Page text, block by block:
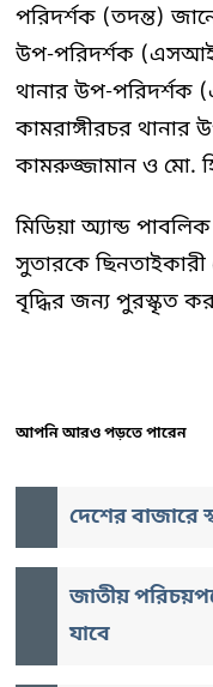
পরিদর্শক (তদন্ত)
উপ-পরিদর্শক (এসআই)
থানার উপ-পরিদর্শক
কামরাঙ্গীরচর
কামরুজ্জামান ও মো.
মিডিয়া অ্যান্ড
সুতারকে ছিনতাইকারী
বৃদ্ধির জন্য পুরস্কৃত
আপনি আরও পড়তে পারেন
দেশের বাজারে
জাতীয়
যাবে